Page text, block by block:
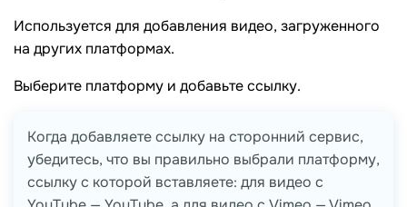
Используется для добавления видео, загруженного
на других платформах.
Выберите платформу и добавьте ссылку.
Когда добавляете ссылку на сторонний сервис,
убедитесь, что вы правильно выбрали платформу,
ссылку с которой вставляете: для видео с